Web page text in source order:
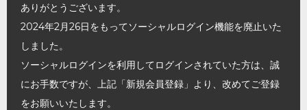
ありがとうございます。
2024年2月26日をもってソーシャルログイン機能を廃止いた
しました。
ソーシャルログインを利用してログインされていた方は、誠
にお手数ですが、上記「新規会員登録」より、改めてご登録
をお願いいたします。